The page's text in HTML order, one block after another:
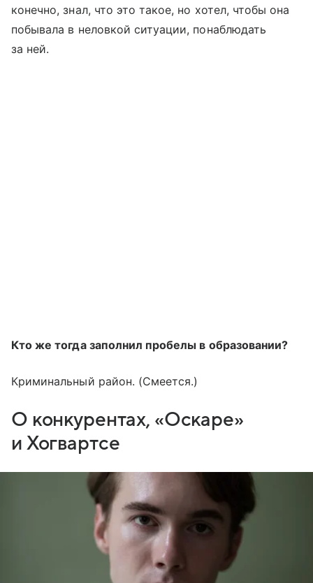
конечно, знал, что это такое, но хотел, чтобы она
побывала в неловкой ситуации, понаблюдать
за ней.
Кто же тогда заполнил пробелы в образовании?
Криминальный район. (Смеется.)
О конкурентах, «Оскаре»
и Хогвартсе